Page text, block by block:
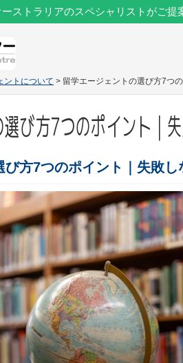
ストラリアのスペシャリストがご提
ントについて > 留学エージェントの選び方7つ
び方7つのポイント｜
び方7つのポイント｜失敗